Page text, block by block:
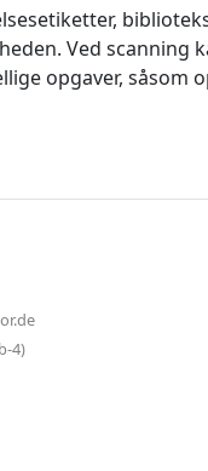
Ved scanning
opgaver, såsom
4)